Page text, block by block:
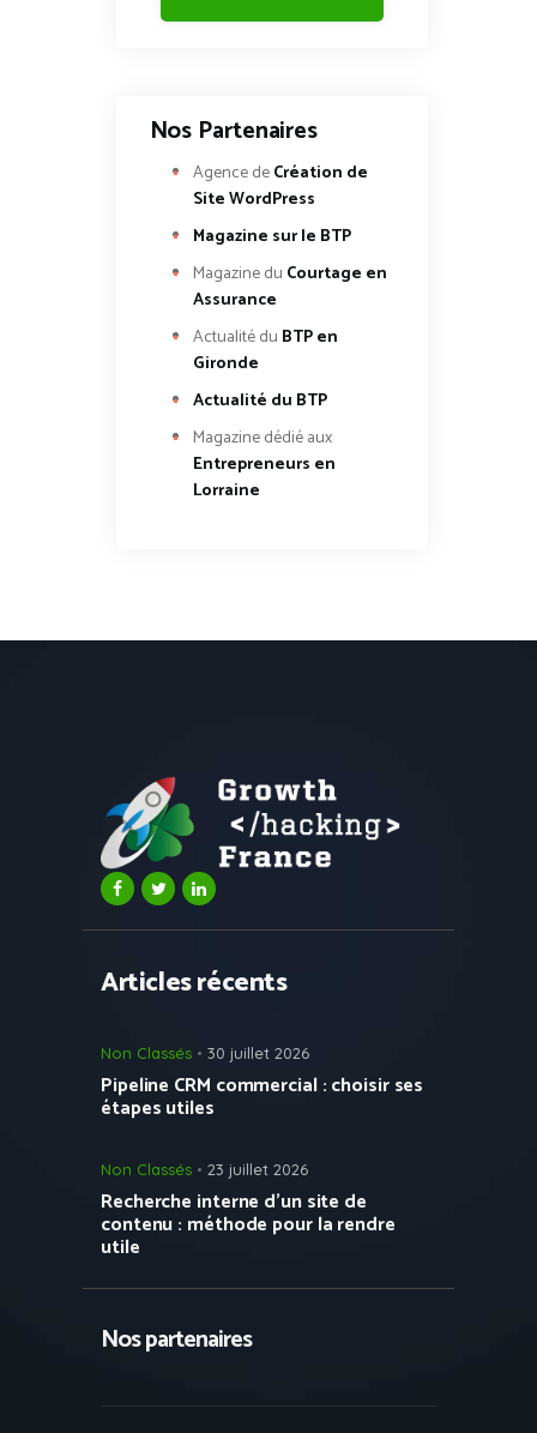
Nos Partenaires
Agence deCréation de
Site WordPress
Magazine sur le BTP
Magazine du Courtage en
Assurance
Actualité du BTP en
Gironde
Actualité du BTP
Magazine dédié aux
Entrepreneurs en
Lorraine
Articles récents
Non Classés 30 juillet 2026
Pipeline CRM commercial : choisir ses
étapes utiles
Non Classés 23 juillet 2026
Recherche interne d’un site de
contenu : méthode pour la rendre
utile
Nos partenaires